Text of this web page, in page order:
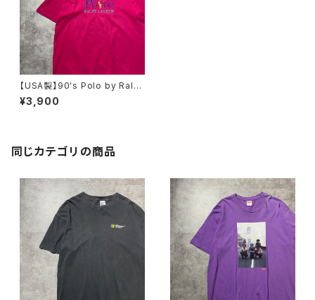
【USA製】90's Polo by Ralp
h Lauren boot leg ポロバイ
ラルフローレン ブート 刺繍ロ
¥3,900
同じカテゴリの商品